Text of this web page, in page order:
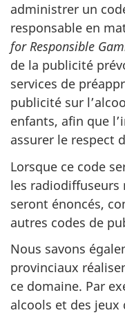
administrer un
responsable en
for Responsible
de la publicité
services de
publicité sur
enfants, afin que
assurer le respect
Lorsque ce code
les radiodiffuseurs
seront énoncés,
autres codes de
Nous savons
provinciaux
ce domaine. Par
alcools et des jeux